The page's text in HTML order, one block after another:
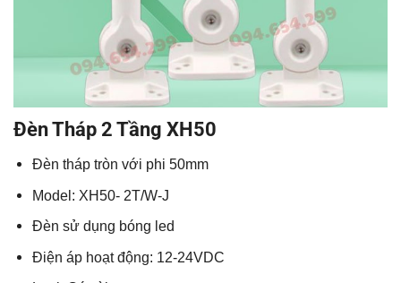
Đèn Tháp 2 Tầng XH50
Đèn tháp tròn với phi 50mm
Model: XH50- 2T/W-J
Đèn sử dụng bóng led
Điện áp hoạt động: 12-24VDC